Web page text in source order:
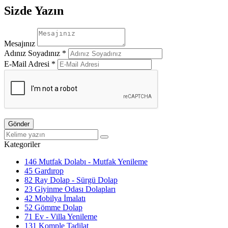
Sizde Yazın
Mesajınız
Adınız Soyadınız *
E-Mail Adresi *
Gönder
Kategoriler
146 Mutfak Dolabı - Mutfak Yenileme
45 Gardırop
82 Ray Dolap - Sürgü Dolap
23 Giyinme Odası Dolapları
42 Mobilya İmalatı
52 Gömme Dolap
71 Ev - Villa Yenileme
131 Komple Tadilat